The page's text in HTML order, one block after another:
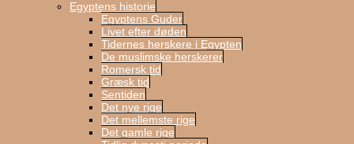
Egyptens historie
Egyptens Guder
Livet efter døden
Tidernes herskere i Egypten
De muslimske herskerer
Romersk tid
Græsk tid
Sentiden
Det nye rige
Det mellemste rige
Det gamle rige